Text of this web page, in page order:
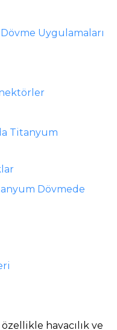
Uygulamaları
Titanyum
Dövmede
havacılık ve